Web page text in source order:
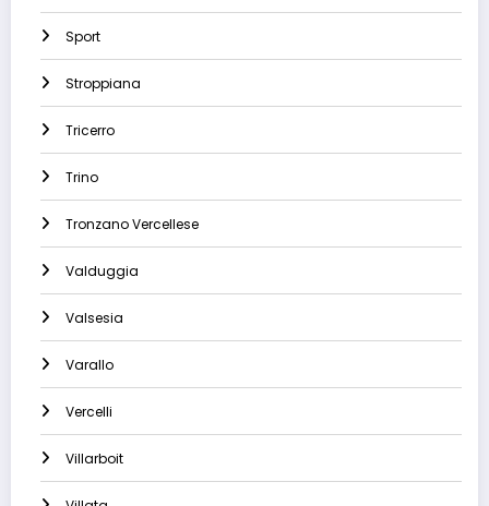
Sport
Stroppiana
Tricerro
Trino
Tronzano Vercellese
Valduggia
Valsesia
Varallo
Vercelli
Villarboit